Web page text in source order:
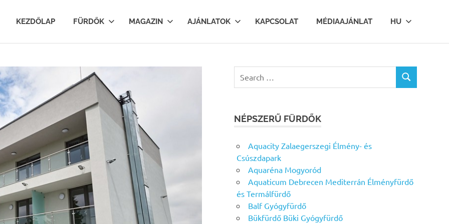
KEZDŐLAP FÜRDŐK MAGAZIN AJÁNLATOK KAPCSOLAT MÉDIAAJÁNLAT HU
for:
SEARCH
NÉPSZERŰ FÜRDŐK
Aquacity Zalaegerszegi Élmény- és
Csúszdapark
Aquaréna Mogyoród
Aquaticum Debrecen Mediterrán Élményfürdő
és Termálfürdő
Balf Gyógyfürdő
Bükfürdő Büki Gyógyfürdő